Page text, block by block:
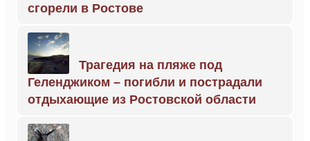
сгорели в Ростове
Трагедия на пляже под
Геленджиком – погибли и пострадали
отдыхающие из Ростовской области